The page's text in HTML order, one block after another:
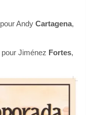
pour Andy Cartagena,
pour Jiménez Fortes,